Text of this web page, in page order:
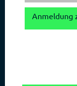
Anmeldung